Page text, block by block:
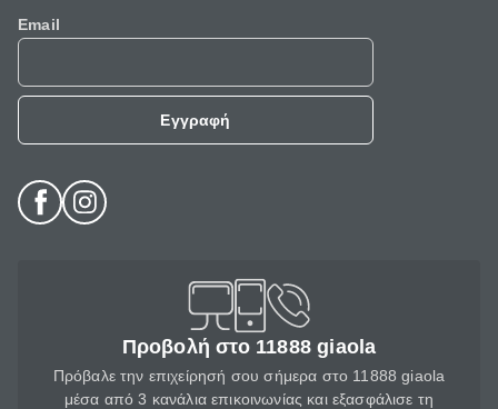
Email
Εγγραφή
Προβολή στο 11888 giaola
Πρόβαλε την επιχείρησή σου σήμερα στο 11888 giaola
μέσα από 3 κανάλια επικοινωνίας και εξασφάλισε τη